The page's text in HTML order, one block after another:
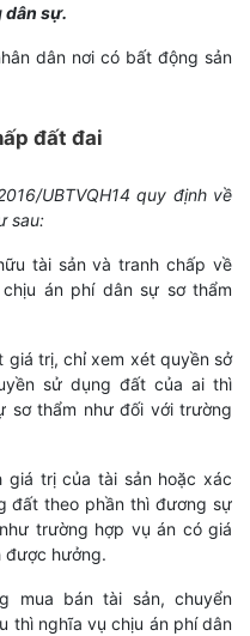
dân sự.
dân nơi có bất động sản
đất đai
UBTVQH14 quy định về
sau:
tài sản và tranh chấp về
án phí dân sự sơ thẩm
giá trị, chỉ xem xét quyền sở
sử dụng đất của ai thì
sơ thẩm như đối với trường
giá trị của tài sản hoặc xác
đất theo phần thì đương sự
trường hợp vụ án có giá
được hưởng.
mua bán tài sản, chuyển
thì nghĩa vụ chịu án phí dân